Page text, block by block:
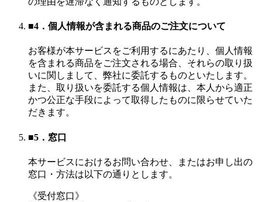
■4．個人情報が含まれる商品のご注文について
お客様が本サービスをご利用するにあたり、個人情報
を含まれる商品をご注文される場合、それらの取り扱
いに関しまして、弊社に委託するものといたします。
また、取り扱いを委託する個人情報は、本人から適正
かつ公正な手段によって取得したものに限らせていた
だきます。
■5．窓口
本サービスにおけるお問い合わせ、またはお申し出の
窓口・方法は以下の通りとします。
《受付窓口》